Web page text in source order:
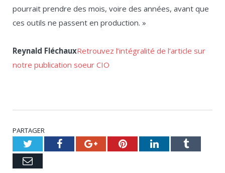
pourrait prendre des mois, voire des années, avant que
ces outils ne passent en production. »
Reynald FléchauxRetrouvez l’intégralité de l’article sur
notre publication soeur CIO
PARTAGER
TwitterFacebookGoogle+PinterestLinkedInTumblr
Email